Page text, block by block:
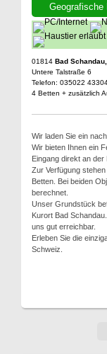
Geografische
01814 Bad
Untere Talstraße 6
Telefon: 035022
4 Betten + zusätzlich
Wir laden Sie ein nach
Wir bieten Ihnen ein
Eingang direkt an der
Zur Verfügung
Betten. Bei beiden
berechnet.
Unser Grundstück
Kurort Bad
uns gut erreichbar.
Erleben Sie die
Schweiz.